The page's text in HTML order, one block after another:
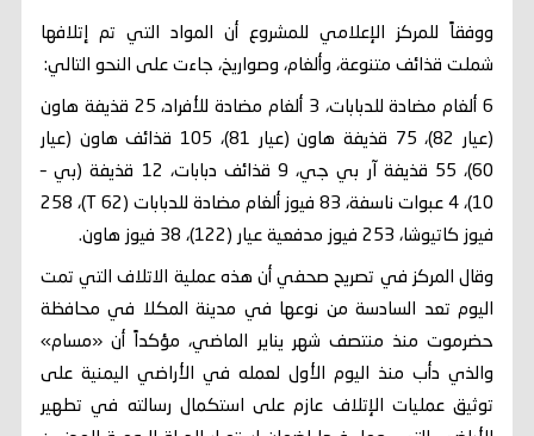
ووفقاً للمركز الإعلامي للمشروع أن المواد التي تم إتلافها
شملت قذائف متنوعة، وألغام، وصواريخ، جاءت على النحو التالي:
6 ألغام مضادة للدبابات، 3 ألغام مضادة للأفراد، 25 قذيفة هاون
(عيار 82)، 75 قذيفة هاون (عيار 81)، 105 قذائف هاون (عيار
60)، 55 قذيفة آر بي جي، 9 قذائف دبابات، 12 قذيفة (بي –
10)، 4 عبوات ناسفة، 83 فيوز ألغام مضادة للدبابات (T 62)، 258
فيوز كاتيوشا، 253 فيوز مدفعية عيار (122)، 38 فيوز هاون.
وقال المركز في تصريح صحفي أن هذه عملية الاتلاف التي تمت
اليوم تعد السادسة من نوعها في مدينة المكلا في محافظة
حضرموت منذ منتصف شهر يناير الماضي، مؤكداً أن «مسام»
والذي دأب منذ اليوم الأول لعمله في الأراضي اليمنية على
توثيق عمليات الإتلاف عازم على استكمال رسالته في تطهير